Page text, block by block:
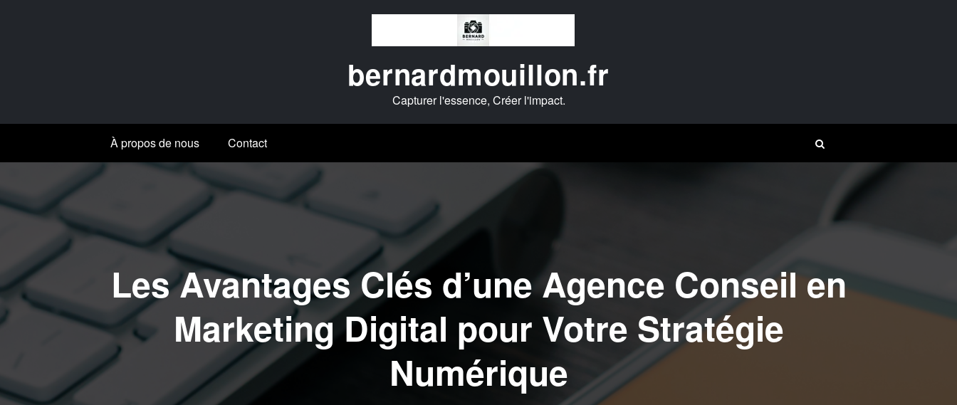
bernardmouillon.fr
Capturer l'essence, Créer l'impact.
À propos de nous Contact
Les Avantages Clés d’une Agence Conseil en
Marketing Digital pour Votre Stratégie
Numérique